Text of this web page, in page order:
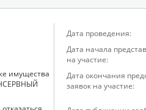
Дата проведения:
Дата начала
на участие:
имущества
Дата окончания
заявок на участие: